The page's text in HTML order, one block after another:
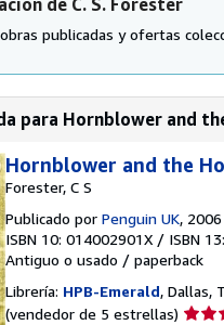
de C. S. Forester
publicadas y ofertas
para Hornblower and
Hornblower and the
Forester, C S
Publicado por Penguin UK, 2006
ISBN 10: 014002901X / ISBN
Antiguo o usado / paperback
Librería: HPB-Emerald, Dallas,
(vendedor de 5 estrellas)